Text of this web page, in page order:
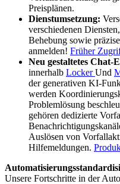
Preisplänen.
Dienstumsetzung:
verschiedenen
Behebung sowie
anmelden! Früher
Neu gestaltetes Chat-
innerhalb LockerUnd
der generativen KI-
werden
Problemlösung
gehören dedizierte
Auslösen von
Hilfemeldungen.
Unsere Fortschritte in der